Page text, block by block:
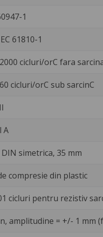
1
61810-1
cicluri/orC fara
cicluri/orC sub sarcinC
A
simetrica, 35 mm
compresie din plastic
cicluri pentru rezistiv
amplitudine = +/- 1 mm